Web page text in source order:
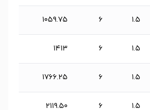
۱.۵ 6 ۱۰۵۹.۷۵
۱.۵ 6 ۱۴۱۳
۱.۵ 6 ۱۷۶۶.۲۵
۱.۵ 6 ۲۱۱۹.۵۰